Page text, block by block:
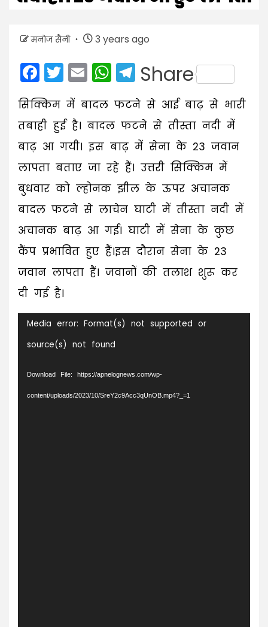
मनोज सैनी 3 years ago
Facebook
Twitter
EmailWhatsApp
Telegram
Share
सिक्किम में बादल फटने से आई बाढ़ से भारी
तबाही हुई है। बादल फटने से तीस्ता नदी में
बाढ़ आ गयी। इस बाढ़ में सेना के 23 जवान
लापता बताए जा रहे हैं। उत्तरी सिक्किम में
बुधवार को ल्होनक झील के ऊपर अचानक
बादल फटने से लाचेन घाटी में तीस्ता नदी में
अचानक बाढ़ आ गई। घाटी में सेना के कुछ
कैंप प्रभावित हुए हैं।इस दौरान सेना के 23
जवान लापता हैं। जवानों की तलाश शुरू कर
दी गई है।
Video
Player
Media error: Format(s) not supported or
source(s) not found
Download File: https://apnelognews.com/wp-
content/uploads/2023/10/SreY2c9Acc3qUnOB.mp4?_=1